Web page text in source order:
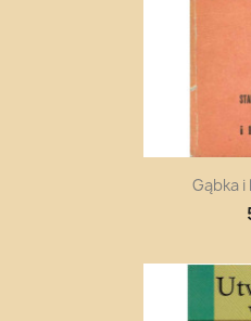

Gąbka